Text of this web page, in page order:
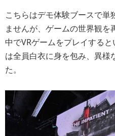
こちらはデモ体験ブースで単
ませんが、ゲームの世界観
中でVRゲームをプレイする
は全員白衣に身を包み、異様
た。